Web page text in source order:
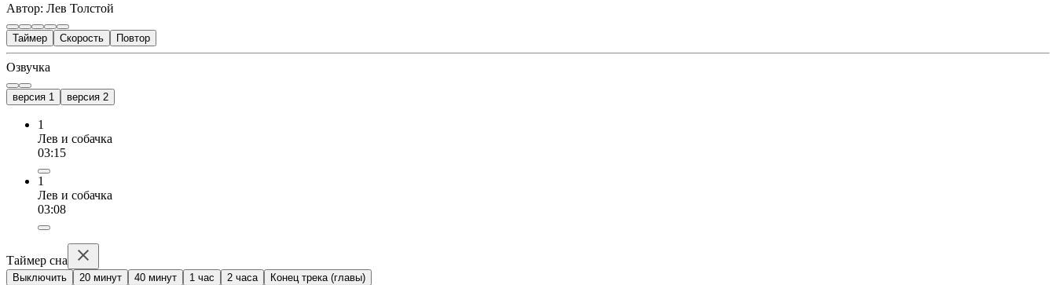
Автор: Лев Толстой
Таймер Скорость Повтор
Озвучка
версия 1 версия 2
1
Лев и собачка
03:15
1
Лев и собачка
03:08
Таймер сна
Выключить 20 минут 40 минут 1 час 2 часа Конец трека (главы)